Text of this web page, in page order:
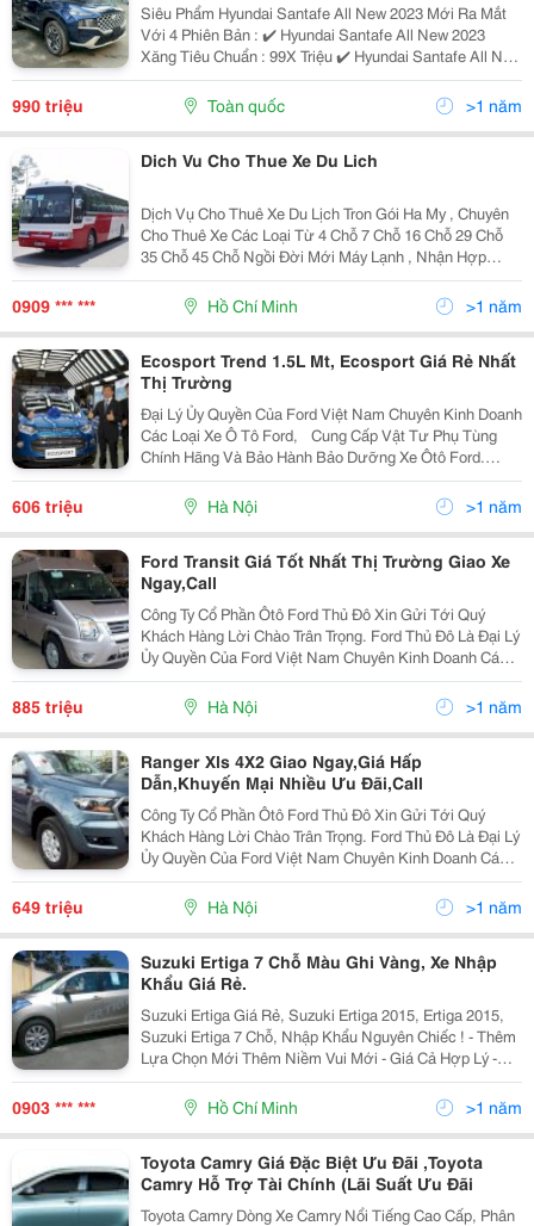
Siêu Phẩm Hyundai Santafe All New 2023 Mới Ra Mắt
Với 4 Phiên Bản : ✔️ Hyundai Santafe All New 2023
Xăng Tiêu Chuẩn : 99X Triệu ✔️ Hyundai Santafe All New
2023 Xăng Premium : 1.18X Triệu ✔️ Hyundai Santafe All
New 2023 Dầu Tiêu Chuẩn : 1.09X
990 triệu Toàn quốc >1 năm
Dich Vu Cho Thue Xe Du Lich
Dịch Vụ Cho Thuê Xe Du Lịch Tron Gói Ha My , Chuyên
Cho Thuê Xe Các Loại Từ 4 Chỗ 7 Chỗ 16 Chỗ 29 Chỗ
35 Chỗ 45 Chỗ Ngồi Đời Mới Máy Lạnh , Nhận Hợp
Đồng Tham Quan Du Lịch Trong Nước , Nhận Hợp Đồng
Thuê Xe Tháng Theo Nhiều Hình Thức Khác Nhau ... Để
0909 *** *** Hồ Chí Minh >1 năm
Ecosport Trend 1.5L Mt, Ecosport Giá Rẻ Nhất
Thị Trường
Đại Lý Ủy Quyền Của Ford Việt Nam Chuyên Kinh Doanh
Các Loại Xe Ô Tô Ford, Cung Cấp Vật Tư Phụ Tùng
Chính Hãng Và Bảo Hành Bảo Dưỡng Xe Ôtô Ford.
Thông Tin Liên Hệ: Ms. Nguyễn Hồng Loan - Mobile:
0949291184 Địa Chỉ: Ford Thủ Đô , Km Số 8
606 triệu Hà Nội >1 năm
Ford Transit Giá Tốt Nhất Thị Trường Giao Xe
Ngay,Call
Công Ty Cổ Phần Ôtô Ford Thủ Đô Xin Gửi Tới Quý
Khách Hàng Lời Chào Trân Trọng. Ford Thủ Đô Là Đại Lý
Ủy Quyền Của Ford Việt Nam Chuyên Kinh Doanh Các
Loại Xe Ô Tô Ford , Cung Cấp Vật Tư Phụ Tùng Chính
Hãng Và Bảo Hành Bảo Dưỡng Xe Ôtô Ford.
885 triệu Hà Nội >1 năm
Ranger Xls 4X2 Giao Ngay,Giá Hấp
Dẫn,Khuyến Mại Nhiều Ưu Đãi,Call
Công Ty Cổ Phần Ôtô Ford Thủ Đô Xin Gửi Tới Quý
Khách Hàng Lời Chào Trân Trọng. Ford Thủ Đô Là Đại Lý
Ủy Quyền Của Ford Việt Nam Chuyên Kinh Doanh Các
Loại Xe Ô Tô Ford , Cung Cấp Vật Tư Phụ Tùng Chính
Hãng Và Bảo Hành Bảo Dưỡng Xe Ôtô Ford.
649 triệu Hà Nội >1 năm
Suzuki Ertiga 7 Chỗ Màu Ghi Vàng, Xe Nhập
Khẩu Giá Rẻ.
Suzuki Ertiga Giá Rẻ, Suzuki Ertiga 2015, Ertiga 2015,
Suzuki Ertiga 7 Chỗ, Nhập Khẩu Nguyên Chiếc ! - Thêm
Lựa Chọn Mới Thêm Niềm Vui Mới - Giá Cả Hợp Lý -
Tiết Kiệm Tối Đa Chi Phí Sử Dụng Xe Hơi . - Suzuki
Ertiga Trang Bị Hệ Thống An Toàn Cao Abs,
0903 *** *** Hồ Chí Minh >1 năm
Toyota Camry Giá Đặc Biệt Ưu Đãi ,Toyota
Camry Hỗ Trợ Tài Chính (Lãi Suất Ưu Đãi
Toyota Camry Dòng Xe Camry Nổi Tiếng Cao Cấp, Phân